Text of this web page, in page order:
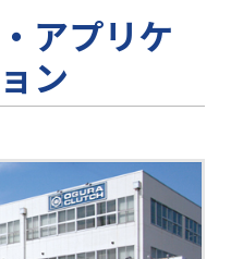
アプリケ
ン